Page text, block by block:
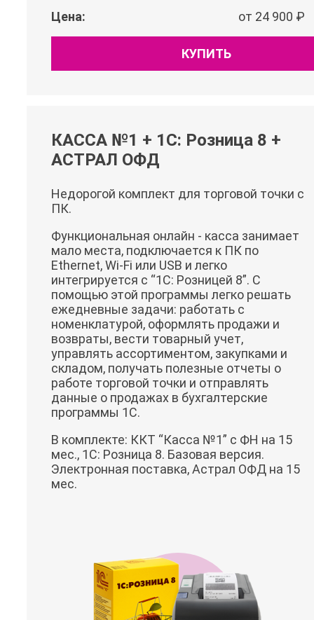
Цена: от 24 900 ₽
КУПИТЬ
КАССА №1 + 1С: Розница 8 +
АСТРАЛ ОФД
Недорогой комплект для торговой точки с
ПК.
Функциональная онлайн - касса занимает
мало места, подключается к ПК по
Ethernet, Wi-Fi или USB и легко
интегрируется с “1C: Розницей 8”. С
помощью этой программы легко решать
ежедневные задачи: работать с
номенклатурой, оформлять продажи и
возвраты, вести товарный учет,
управлять ассортиментом, закупками и
складом, получать полезные отчеты о
работе торговой точки и отправлять
данные о продажах в бухгалтерские
программы 1С.
В комплекте: ККТ “Касса №1” с ФН на 15
мес., 1С: Розница 8. Базовая версия.
Электронная поставка, Астрал ОФД на 15
мес.